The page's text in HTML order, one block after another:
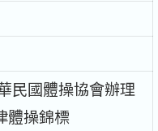
民國體操協會辦理
體操錦標